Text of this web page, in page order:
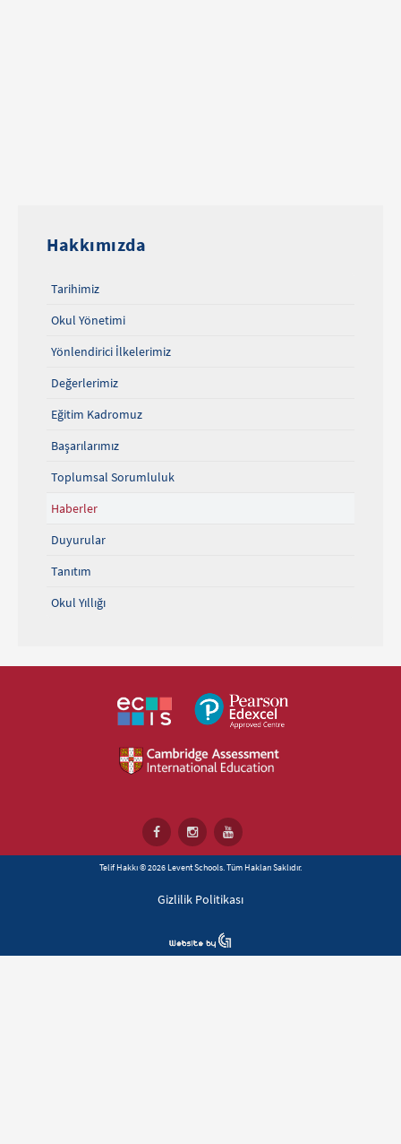
Hakkımızda
Tarihimiz
Okul Yönetimi
Yönlendirici İlkelerimiz
Değerlerimiz
Eğitim Kadromuz
Başarılarımız
Toplumsal Sorumluluk
Haberler
Duyurular
Tanıtım
Okul Yıllığı
Telif Hakkı © 2026 Levent Schools. Tüm Hakları Saklıdır.
Gizlilik Politikası